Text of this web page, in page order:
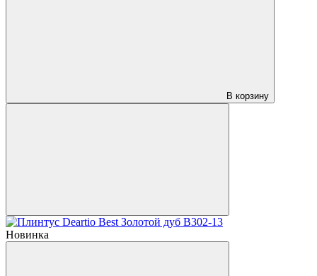
В корзину
Новинка